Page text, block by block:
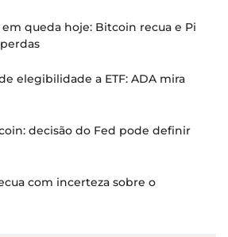
queda hoje: Bitcoin recua e Pi
elegibilidade a ETF: ADA mira
decisão do Fed pode definir
com incerteza sobre o